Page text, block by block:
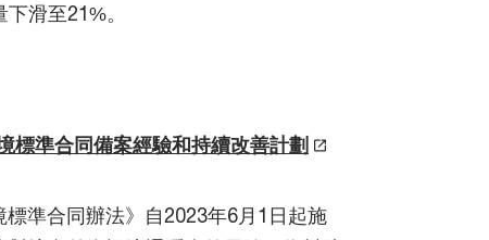
滑至21%。
標準合同備案經驗和持續改善計劃
準合同辦法》自2023年6月1日起施